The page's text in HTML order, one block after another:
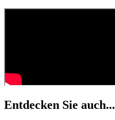
Entdecken Sie auch...